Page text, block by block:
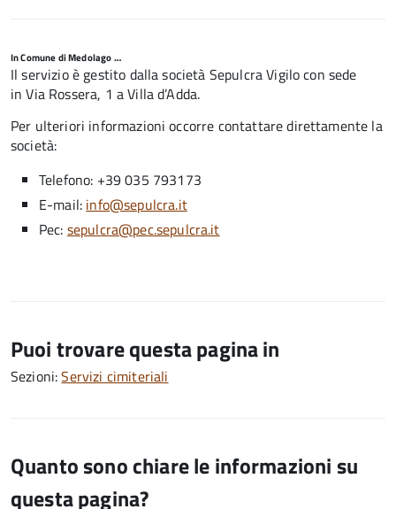
In Comune di Medolago …
Il servizio è gestito dalla società Sepulcra Vigilo con sede
in Via Rossera, 1 a Villa d’Adda.
Per ulteriori informazioni occorre contattare direttamente la
società:
Telefono: +39035 793173
E-mail: info@sepulcra.it
Pec: sepulcra@pec.sepulcra.it
Puoi trovare questa pagina in
Sezioni:Servizi cimiteriali
Quanto sono chiare le informazioni su
questa pagina?